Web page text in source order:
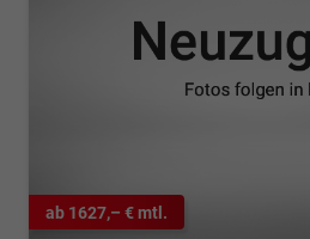
ab 1627,– € mtl.